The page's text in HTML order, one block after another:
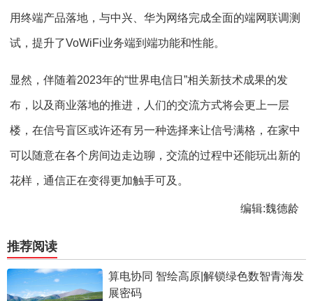
用终端产品落地，与中兴、华为网络完成全面的端网联调测
试，提升了VoWiFi业务端到端功能和性能。
显然，伴随着2023年的“世界电信日”相关新技术成果的发
布，以及商业落地的推进，人们的交流方式将会更上一层
楼，在信号盲区或许还有另一种选择来让信号满格，在家中
可以随意在各个房间边走边聊，交流的过程中还能玩出新的
花样，通信正在变得更加触手可及。
编辑:魏德龄
推荐阅读
算电协同 智绘高原|解锁绿色数智青海发
展密码